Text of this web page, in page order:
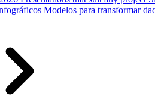
Modelos para transformar